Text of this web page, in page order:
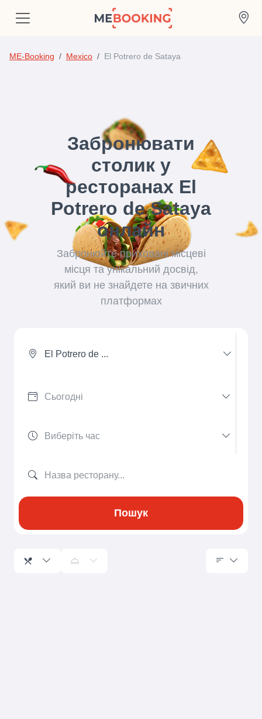
ME-Booking Mexico El Potrero de Sataya
Забронювати
столик у
ресторанах El
Potrero de Sataya
онлайн
Забронюйте приховані місцеві
місця та унікальний досвід,
який ви не знайдете на звичних
платформах
El Potrero de ...
Пошук